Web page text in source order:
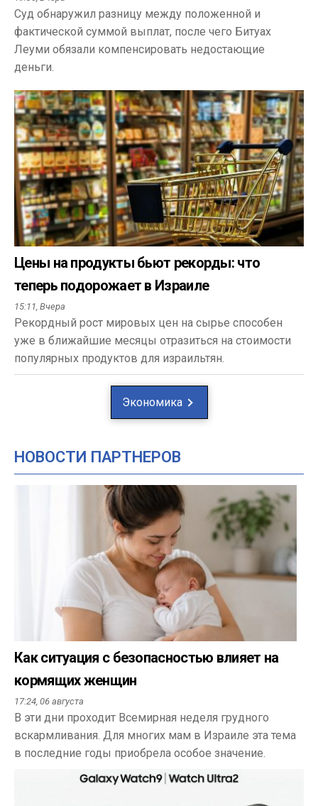
Суд обнаружил разницу между положенной и
фактической суммой выплат, после чего Битуах
Леуми обязали компенсировать недостающие
деньги.
Цены на продукты бьют рекорды: что
теперь подорожает в Израиле
15:11, Вчера
Рекордный рост мировых цен на сырье способен
уже в ближайшие месяцы отразиться на стоимости
популярных продуктов для израильтян.
Экономика
НОВОСТИ ПАРТНЕРОВ
Как ситуация с безопасностью влияет на
кормящих женщин
17:24, 06 августа
В эти дни проходит Всемирная неделя грудного
вскармливания. Для многих мам в Израиле эта тема
в последние годы приобрела особое значение.